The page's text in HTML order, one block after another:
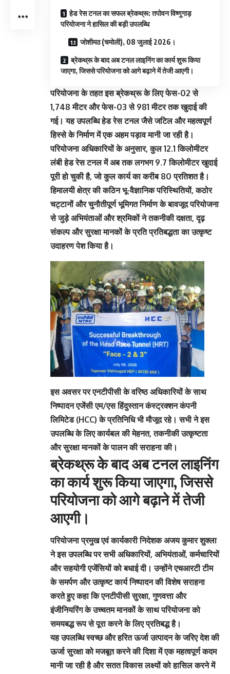
हेड रेस टनल का सफल ब्रेकथ्रू: तपोवन विष्णुगाड़
परियोजना ने हासिल की बड़ी उपलब्धि
जोशीमठ (चमोली), 08 जुलाई 2026।
ब्रेकथ्रू के बाद अब टनल लाइनिंग का कार्य शुरू किया
जाएगा, जिससे परियोजना को आगे बढ़ाने में तेजी आएगी।
परियोजना के तहत इस ब्रेकथ्रू के लिए फेस-02 से
1,748 मीटर और फेस-03 से 981 मीटर तक खुदाई की
गई। यह उपलब्धि हेड रेस टनल जैसे जटिल और महत्वपूर्ण
हिस्से के निर्माण में एक अहम पड़ाव मानी जा रही है।
परियोजना अधिकारियों के अनुसार, कुल 12.1 किलोमीटर
लंबी हेड रेस टनल में अब तक लगभग 9.7 किलोमीटर खुदाई
पूरी हो चुकी है, जो कुल कार्य का करीब 80 प्रतिशत है।
हिमालयी क्षेत्र की कठिन भू-वैज्ञानिक परिस्थितियों, कठोर
चट्टानों और चुनौतीपूर्ण भूमिगत निर्माण के बावजूद परियोजना
से जुड़े अभियंताओं और श्रमिकों ने तकनीकी दक्षता, दृढ़
संकल्प और सुरक्षा मानकों के प्रति प्रतिबद्धता का उत्कृष्ट
उदाहरण पेश किया है।
इस अवसर पर एनटीपीसी के वरिष्ठ अधिकारियों के साथ
निष्पादन एजेंसी एम/एस हिंदुस्तान कंस्ट्रक्शन कंपनी
लिमिटेड (HCC) के प्रतिनिधि भी मौजूद रहे। सभी ने इस
उपलब्धि के लिए कार्यबल की मेहनत, तकनीकी उत्कृष्टता
और सुरक्षा मानकों के पालन की सराहना की।
ब्रेकथ्रू के बाद अब टनल लाइनिंग
का कार्य शुरू किया जाएगा, जिससे
परियोजना को आगे बढ़ाने में तेजी
आएगी।
परियोजना प्रमुख एवं कार्यकारी निदेशक अजय कुमार शुक्ला
ने इस उपलब्धि पर सभी अधिकारियों, अभियंताओं, कर्मचारियों
और सहयोगी एजेंसियों को बधाई दी। उन्होंने एचआरटी टीम
के समर्पण और उत्कृष्ट कार्य निष्पादन की विशेष सराहना
करते हुए कहा कि एनटीपीसी सुरक्षा, गुणवत्ता और
इंजीनियरिंग के उच्चतम मानकों के साथ परियोजना को
समयबद्ध रूप से पूरा करने के लिए प्रतिबद्ध है।
यह उपलब्धि स्वच्छ और हरित ऊर्जा उत्पादन के जरिए देश की
ऊर्जा सुरक्षा को मजबूत करने की दिशा में एक महत्वपूर्ण कदम
मानी जा रही है और सतत विकास लक्ष्यों को हासिल करने में